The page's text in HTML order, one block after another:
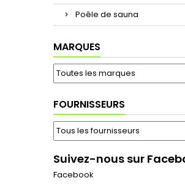
Poêle de sauna
MARQUES
FOURNISSEURS
Suivez-nous sur
Facebook